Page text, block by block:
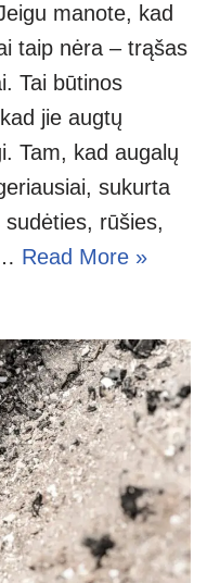
manote, kad
taip nėra – trąšas
Tai būtinos
jie augtų
Tam, kad augalų
sukurta
rūšies,
Read More »